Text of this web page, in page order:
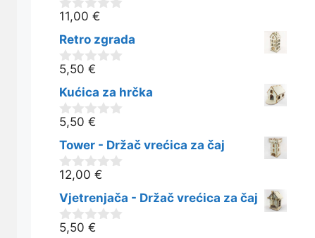
0
o
d
5
11,00 €
Retro zgrada
0
o
d
5
5,50 €
Kućica za hrčka
0
o
d
5
5,50 €
Tower - Držač vrećica za čaj
0
o
d
5
12,00 €
Vjetrenjača - Držač vrećica za čaj
0
5,50 €